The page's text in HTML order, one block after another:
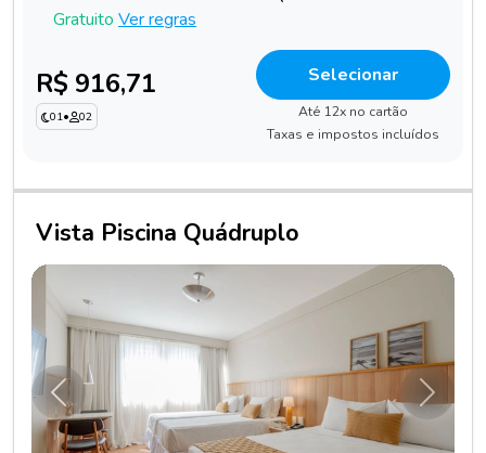
Gratuito Ver regras
R$ 916,71
01• 02
Selecionar
Até 12x no cartão
Taxas e impostos incluídos
Vista Piscina Quádruplo
Anterior